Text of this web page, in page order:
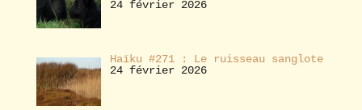
24 février 2026
Haïku #271 : Le ruisseau sanglote
24 février 2026